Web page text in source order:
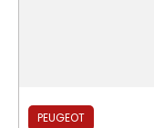
PEUGEOT